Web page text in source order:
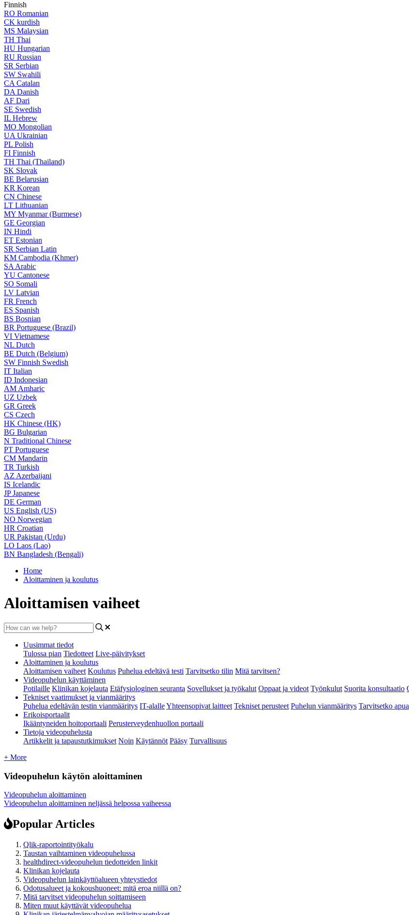
Finnish
RO Romanian
CK kurdish
MS Malaysian
TH Thai
HU Hungarian
RU Russian
SR Serbian
SW Swahili
CA Catalan
DA Danish
AF Dari
SE Swedish
IL Hebrew
MO Mongolian
UA Ukrainian
PL Polish
FI Finnish
TH Thai (Thailand)
SK Slovak
BE Belarusian
KR Korean
CN Chinese
LT Lithuanian
MY Myanmar (Burmese)
GE Georgian
IN Hindi
ET Estonian
SR Serbian Latin
KM Cambodia (Khmer)
SA Arabic
YU Cantonese
SO Somali
LV Latvian
FR French
ES Spanish
BS Bosnian
BR Portuguese (Brazil)
VI Vietnamese
NL Dutch
BE Dutch (Belgium)
SW Finnish Swedish
IT Italian
ID Indonesian
AM Amharic
UZ Uzbek
GR Greek
CS Czech
HK Chinese (HK)
BG Bulgarian
N Traditional Chinese
PT Portuguese
CM Mandarin
TR Turkish
AZ Azerbaijani
IS Icelandic
JPJapanese
DE German
US English (US)
NO Norwegian
HR Croatian
UR Pakistan (Urdu)
LO Laos (Lao)
BN Bangladesh (Bengali)
Home
Aloittaminen ja koulutus
Aloittamisen vaiheet
Uusimmat tiedot
Tulossa pian Tiedotteet Live-päivitykset
Aloittaminen ja koulutus
Aloittamisen vaiheet Koulutus Puhelua edeltävä testi Tarvitsetko tilin Mitä tarvitsen?
Videopuhelun käyttäminen
Potilaille Klinikan kojelauta Etäfysiologinen seuranta Sovellukset ja työkalut Oppaat ja videot Työnkulut Suorita konsultaatio
Tekniset vaatimukset ja vianmääritys
Puhelua edeltävän testin vianmääritys IT-alalleYhteensopivat laitteet Tekniset perusteet Puhelun vianmääritys Tarvitsetko
Erikoisportaalit
Ikääntyneiden hoitoportaali Perusterveydenhuollon portaali
Tietoja videopuhelusta
Artikkelit ja tapaustutkimukset Noin Käytännöt Pääsy Turvallisuus
+ More
Videopuhelun käytön aloittaminen
Videopuhelun aloittaminen
Videopuhelun aloittaminen neljässä helpossa vaiheessa
Popular Articles
Qlik-raportointityökalu
Taustan vaihtaminen videopuhelussa
healthdirect-videopuhelun tiedotteiden linkit
Klinikan kojelauta
Videopuhelun lainkäyttöalueen yhteystiedot
Odotusalueet ja kokoushuoneet: mitä eroa niillä on?
Mitä tarvitset videopuhelun soittamiseen
Miten muut käyttävät videopuhelua